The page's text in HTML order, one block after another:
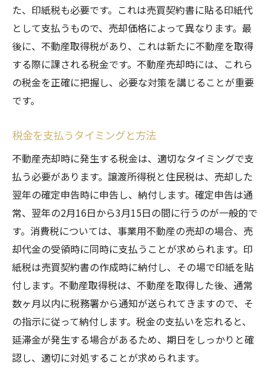
長期譲渡所得と短期譲渡所得の違い
経費の計上方法と節税効果
リフォーム費用の活用法
不動産売却のタイミングを見極める
専門家が教える不動産売却時の最適な税金対策
不動産コンサルタントの役割
税理士による具体的なアドバイス
不動産鑑定士の利用方法
法律専門家の助言の重要性
専門家のネットワークを活用する
最新の税制改正情報を把握する
不動産売却に伴う税金で失敗しないための注意
点
売却前に知っておくべき税制
契約書作成時の注意点
税金申告の際の落とし穴
た、印紙税も必要です。これは売買契約書に貼る印紙代
として支払うもので、売却価格によって異なります。最
後に、不動産取得税があり、これは新たに不動産を取得
する際に課される税金です。不動産売却時には、これら
の税金を正確に把握し、必要な対策を講じることが重要
です。
税金を支払うタイミングと方法
不動産売却時に発生する税金は、適切なタイミングで支
払う必要があります。譲渡所得税と住民税は、売却した
翌年の確定申告時に申告し、納付します。確定申告は通
常、翌年の2月16日から3月15日の間に行うのが一般的で
す。消費税については、事業用不動産の売却の場合、売
却代金の受領時に同時に支払うことが求められます。印
紙税は売買契約書の作成時に納付し、その場で印紙を貼
付します。不動産取得税は、不動産を取得した後、通常
数ヶ月以内に税務署から通知が送られてきますので、そ
の指示に従って納付します。税金の支払いを忘れると、
延滞金が発生する場合があるため、期日をしっかりと確
認し、適切に対処することが求められます。